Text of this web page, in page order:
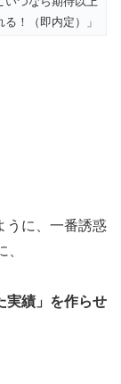
！（即内定）」
うに、一番誘惑
実績」を作らせ